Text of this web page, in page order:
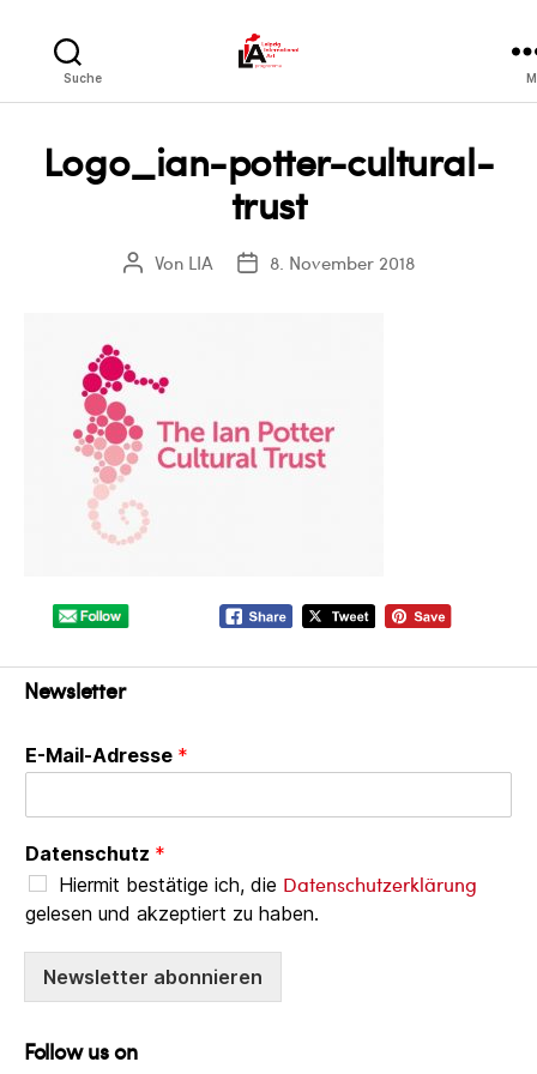
Suche
Logo_ian-potter-cultural-
trust
Beitragsautor
Von LIA Veröffentlichungsdatum
8. November 2018
Newsletter
E-Mail-Adresse *
Datenschutz *
Hiermit bestätige ich, die Datenschutzerklärung
gelesen und akzeptiert zu haben.
Newsletter abonnieren
Follow us on